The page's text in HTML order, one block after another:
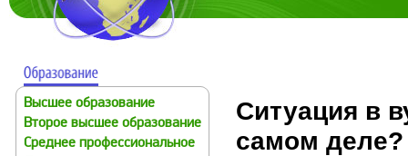
Высшее образование
Второе высшее образование
Среднее профессиональное
Ситуация в
самом деле?